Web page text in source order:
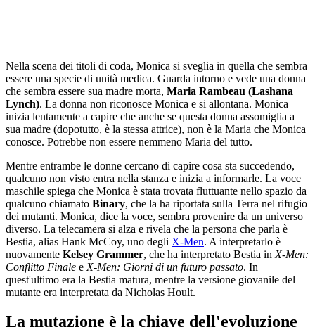
Nella scena dei titoli di coda, Monica si sveglia in quella che sembra
essere una specie di unità medica. Guarda intorno e vede una donna
che sembra essere sua madre morta, Maria Rambeau (Lashana
Lynch). La donna non riconosce Monica e si allontana. Monica
inizia lentamente a capire che anche se questa donna assomiglia a
sua madre (dopotutto, è la stessa attrice), non è la Maria che Monica
conosce. Potrebbe non essere nemmeno Maria del tutto.
Mentre entrambe le donne cercano di capire cosa sta succedendo,
qualcuno non visto entra nella stanza e inizia a informarle. La voce
maschile spiega che Monica è stata trovata fluttuante nello spazio da
qualcuno chiamato Binary, che la ha riportata sulla Terra nel rifugio
dei mutanti. Monica, dice la voce, sembra provenire da un universo
diverso. La telecamera si alza e rivela che la persona che parla è
Bestia, alias Hank McCoy, uno degli X-Men. A interpretarlo è
nuovamente Kelsey Grammer, che ha interpretato Bestia in X-Men:
Conflitto Finale e X-Men: Giorni di un futuro passato. In
quest'ultimo era la Bestia matura, mentre la versione giovanile del
mutante era interpretata da Nicholas Hoult.
La mutazione è la chiave dell'evoluzione